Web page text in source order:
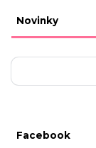
Novinky
Facebook